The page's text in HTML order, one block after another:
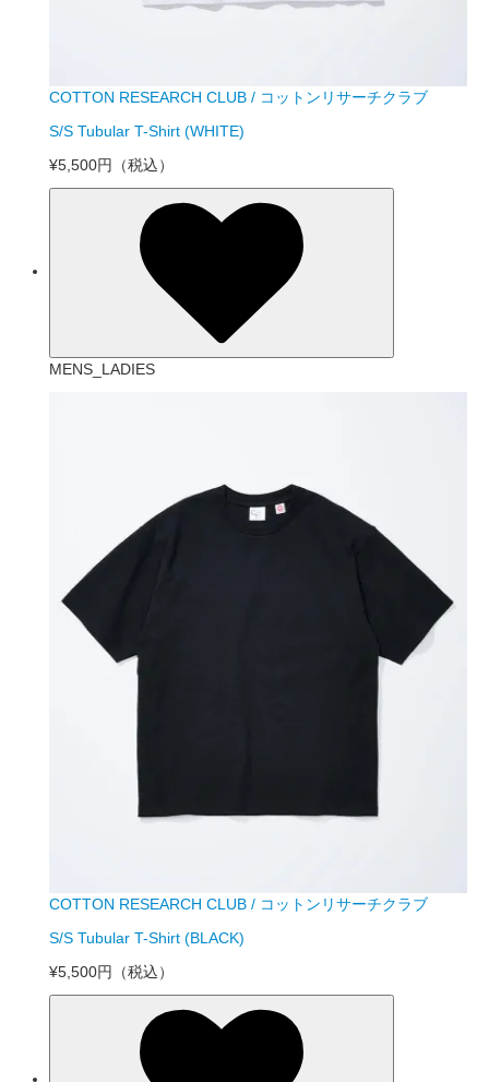
COTTON RESEARCH CLUB / コットンリサーチクラブ
S/S Tubular T-Shirt (WHITE)
¥5,500円 （税込）
MENS_LADIES
COTTON RESEARCH CLUB / コットンリサーチクラブ
S/S Tubular T-Shirt (BLACK)
¥5,500円
（税込）